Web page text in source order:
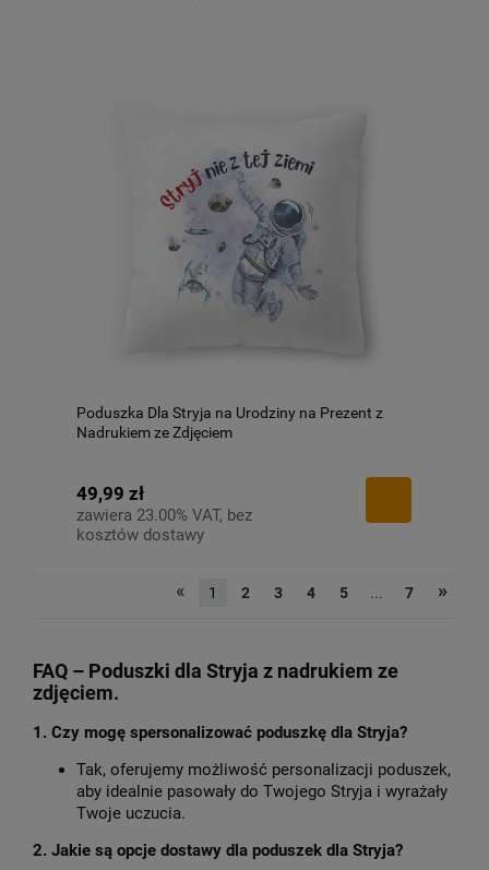
Poduszka Dla Stryja na Urodziny na Prezent z
Nadrukiem ze Zdjęciem
49,99 zł
zawiera 23.00% VAT, bez
kosztów dostawy
« 1 2 3 4 5 ... 7 »
FAQ – Poduszki dla Stryja z nadrukiem ze
zdjęciem.
1. Czy mogę spersonalizować poduszkę dla Stryja?
Tak, oferujemy możliwość personalizacji poduszek,
aby idealnie pasowały do Twojego Stryja i wyrażały
Twoje uczucia.
2. Jakie są opcje dostawy dla poduszek dla Stryja?